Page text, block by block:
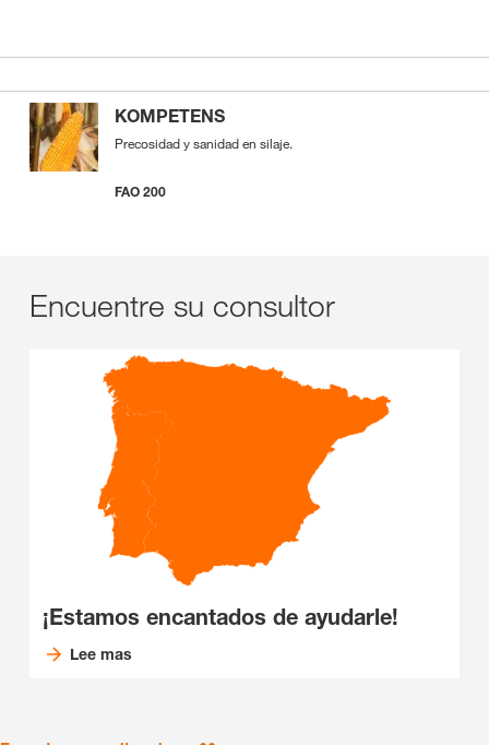
KOMPETENS
Precosidad y sanidad en silaje.
FAO 200
Encuentre su consultor
¡Estamos encantados de ayudarle!
Lee mas